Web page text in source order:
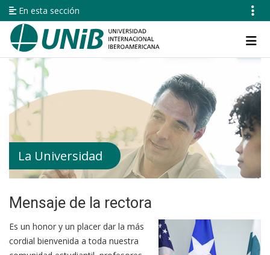
Pasar
al
contenido
principal
En esta sección
Navegación
principal
La Universidad
Mensaje de la rectora
Es un honor y un placer dar la más
cordial bienvenida a toda nuestra